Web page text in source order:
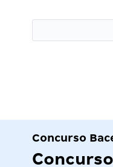
Concurso